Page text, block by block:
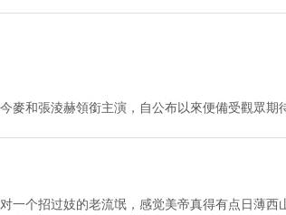
麥和張淩赫領銜主演，自公布以來便備受觀眾期
一个招过妓的老流氓，感觉美帝真得有点日薄西